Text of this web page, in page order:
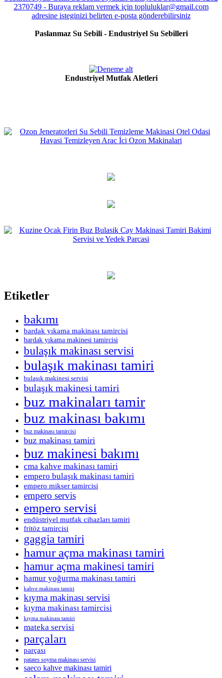
Paslanmaz Su Sebili - Endustriyel Su Sebilleri
Endustriyel Mutfak Aletleri
Etiketler
bakımı
bardak yıkama makinası tamircisi
bardak yıkama makinesi tamircisi
bulaşık makinası servisi
bulaşık makinası tamiri
bulaşık makinesi servisi
bulaşık makinesi tamiri
buz makinaları tamir
buz makinası bakımı
buz makinası tamircisi
buz makinası tamiri
buz makinesi bakımı
cma kahve makinası tamiri
empero bulaşık makinası tamiri
empero mikser tamircisi
empero servis
empero servisi
endüstriyel mutfak cihazları tamiri
fritöz tamircisi
gaggia tamiri
hamur açma makinası tamiri
hamur açma makinesi tamiri
hamur yoğurma makinası tamiri
kahve makinası tamiri
kıyma makinası servisi
kıyma makinası tamircisi
kıyma makinası tamiri
mateka servisi
parçaları
parçası
patates soyma makinası servisi
saeco kahve makinası tamiri